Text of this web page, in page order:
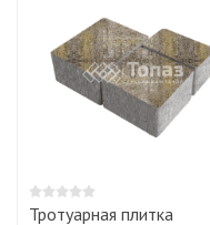
Тротуарная плитка